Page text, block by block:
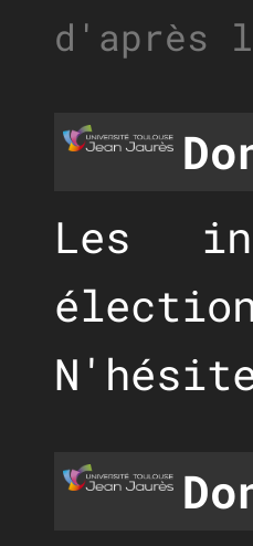
d'après
Les